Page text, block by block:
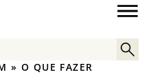
»O QUE FAZER